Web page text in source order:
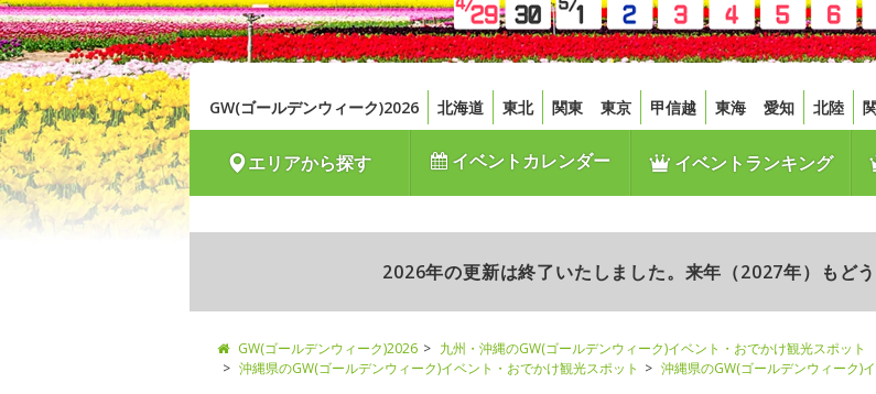
GW(ゴールデンウィーク)2026 北海道 東北 関東 東京 甲信越 東海 愛知 北陸
エリアから探す イベントカレンダー イベントランキング
2026年の更新は終了いたしました。来年（2027年）もど
GW(ゴールデンウィーク)2026
九州・沖縄のGW(ゴールデンウィーク)イベント・おでかけ観光スポット
沖縄県のGW(ゴールデンウィーク)イベント・おでかけ観光スポット
沖縄県のGW(ゴールデンウィーク)